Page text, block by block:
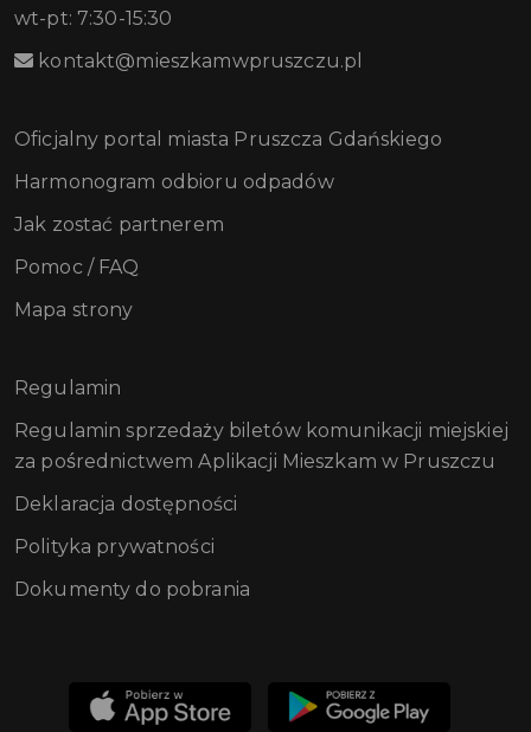
wt-pt: 7:30-15:30
kontakt@mieszkamwpruszczu.pl
Oficjalny portal miasta Pruszcza Gdańskiego
Harmonogram odbioru odpadów
Jak zostać partnerem
Pomoc / FAQ
Mapa strony
Regulamin
Regulamin sprzedaży biletów komunikacji miejskiej
za pośrednictwem Aplikacji Mieszkam w Pruszczu
Deklaracja dostępności
Polityka prywatności
Dokumenty do pobrania